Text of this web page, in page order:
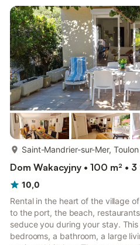
m² with TV, sofa and dining
electric kettle, toaster, microwave
Saint-Mandrier-sur-Mer,
Dom Wakacyjny • 100 m² •
10,0
Rental in the heart of the village
to the port, the beach,
seduce you during your stay.
bedrooms, a bathroom, a large